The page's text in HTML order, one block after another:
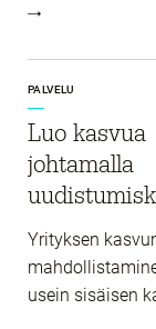
PALVELU
Luo kasvua
johtamalla
Yrityksen
usein sisäisen